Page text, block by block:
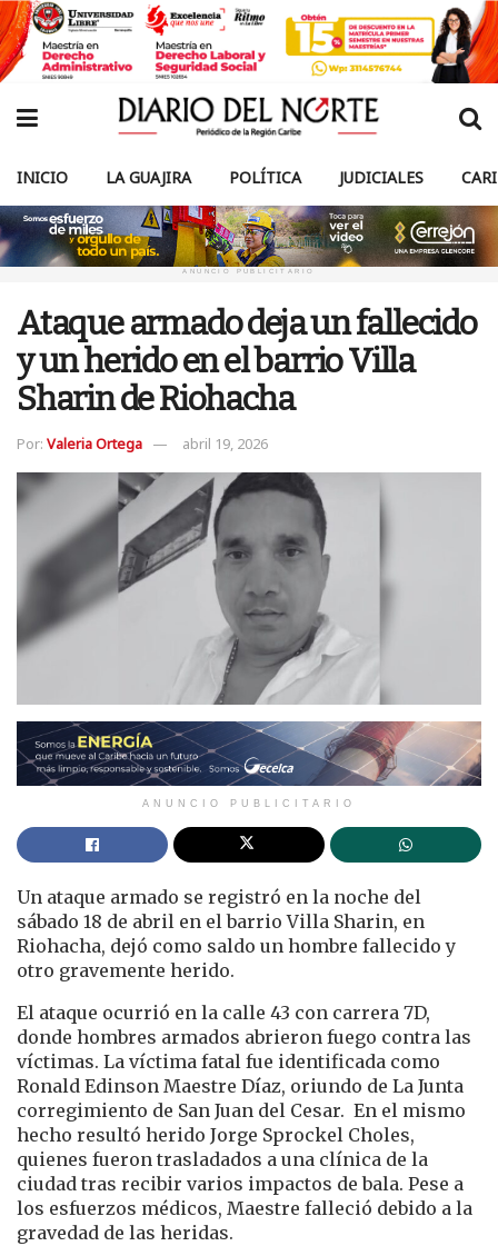
INICIO LA GUAJIRA POLÍTICA JUDICIALES
ANUNCIO PUBLICITARIO
Ataque armado deja un fallecido
y un herido en el barrio Villa
Sharin de Riohacha
Por: Valeria Ortega abril 19, 2026
ANUNCIO PUBLICITARIO
Un ataque armado se registró en la noche del
sábado 18 de abril en el barrio Villa Sharin, en
Riohacha, dejó como saldo un hombre fallecido y
otro gravemente herido.
El ataque ocurrió en la calle 43 con carrera 7D,
donde hombres armados abrieron fuego contra las
víctimas. La víctima fatal fue identificada como
Ronald Edinson Maestre Díaz, oriundo de La Junta
corregimiento de San Juan del Cesar. En el mismo
hecho resultó herido Jorge Sprockel Choles,
quienes fueron trasladados a una clínica de la
ciudad tras recibir varios impactos de bala. Pese a
los esfuerzos médicos, Maestre falleció debido a la
gravedad de las heridas.